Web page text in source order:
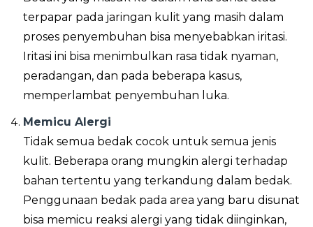
terpapar pada jaringan kulit yang masih dalam
proses penyembuhan bisa menyebabkan iritasi.
Iritasi ini bisa menimbulkan rasa tidak nyaman,
peradangan, dan pada beberapa kasus,
memperlambat penyembuhan luka.
Memicu Alergi
Tidak semua bedak cocok untuk semua jenis
kulit. Beberapa orang mungkin alergi terhadap
bahan tertentu yang terkandung dalam bedak.
Penggunaan bedak pada area yang baru disunat
bisa memicu reaksi alergi yang tidak diinginkan,